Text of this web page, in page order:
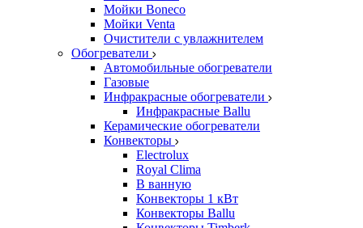
Мойки Boneco
Мойки Venta
Очистители с увлажнителем
Обогреватели
Автомобильные обогреватели
Газовые
Инфракрасные обогреватели
Инфракрасные Ballu
Керамические обогреватели
Конвекторы
Electrolux
Royal Clima
В ванную
Конвекторы 1 кВт
Конвекторы Ballu